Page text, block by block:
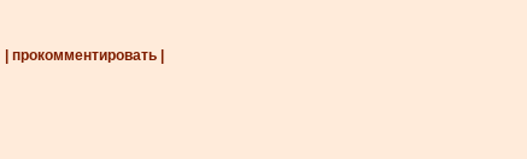
| прокомментировать |